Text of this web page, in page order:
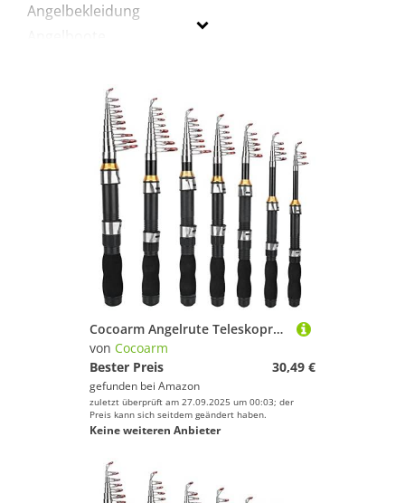
Angelbekleidung
Teleskopruten
Cocoarm Angelrute Teleskoprute Kleine Seerute Tragbare Kurze Stange Eisangelrute Teleskop Angelrute für Salzwasser Süßwasser(2,1 m)
von Cocoarm
Bester Preis
30,49 €
gefunden bei Amazon
zuletzt überprüft am 27.09.2025 um 00:03; der
Preis kann sich seitdem geändert haben.
Keine weiteren Anbieter